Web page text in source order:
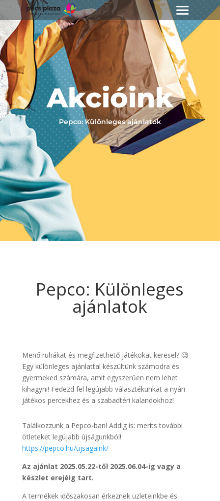
Akcióink
Pepco: Különleges ajánlatok
Pepco: Különleges
ajánlatok
Menő ruhákat és megfizethető játékokat keresel? 🧐
Egy különleges ajánlattal készültünk számodra és
gyermeked számára, amit egyszerűen nem lehet
kihagyni! Fedezd fel legújabb választékunkat a nyári
játékos percekhez és a szabadtéri kalandokhoz!
Találkozzunk a Pepco-ban! Addig is: meríts további
ötleteket legújabb újságunkból!
https://pepco.hu/ujsagaink/
Az ajánlat 2025.05.22-től 2025.06.04-ig vagy a
készlet erejéig tart.
A termékek időszakosan érkeznek üzleteinkbe és